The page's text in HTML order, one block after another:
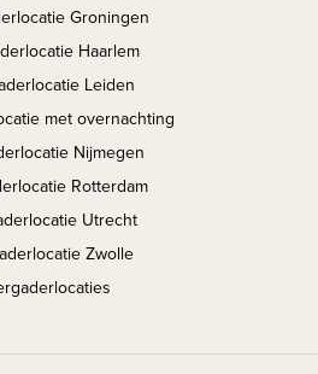
Groningen
Haarlem
Leiden
met overnachting
Nijmegen
Rotterdam
Utrecht
Zwolle